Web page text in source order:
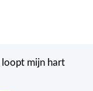
loopt mijn hart